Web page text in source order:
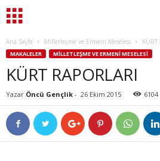
Ana Sayfa Milletleşme ve Ermeni Meselesi KÜRT
MAKALELER MILLETLEŞME VE ERMENI MESELESI
KÜRT RAPORLARI
Yazar Öncü Gençlik - 26 Ekim 2015 6104